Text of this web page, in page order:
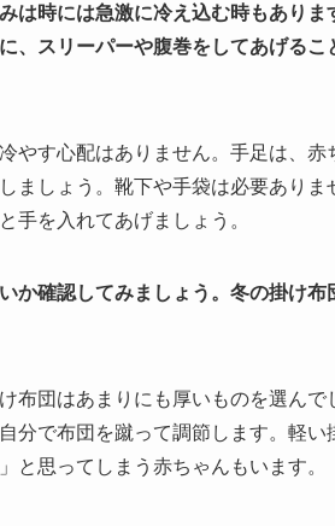
は時には急激に冷え込む時もありま
、スリーパーや腹巻をしてあげるこ
やす心配はありません。手足は、赤
ましょう。靴下や手袋は必要ありま
手を入れてあげましょう。
か確認してみましょう。 冬の掛け布
布団はあまりにも厚いものを選んで
分で布団を蹴って調節します。軽い
と思ってしまう赤ちゃんもいます。